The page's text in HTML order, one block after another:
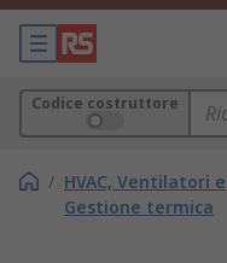
Codice costruttore
/ HVAC, Ventilatori e
Gestione termica